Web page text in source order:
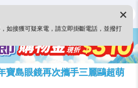
如接獲可疑來電，請立即掛斷電話，並撥打
✕
寶島眼鏡再次攜手三麗鷗超萌